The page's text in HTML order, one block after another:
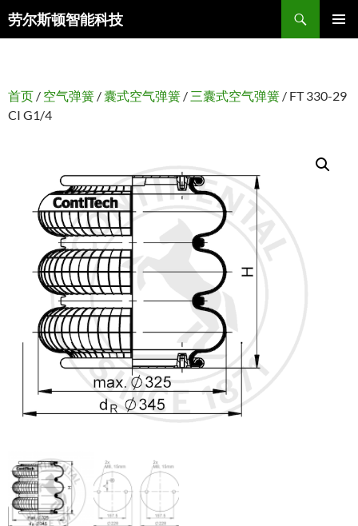
劳尔斯顿智能科技
搜
索
首页 / 空气弹簧 / 囊式空气弹簧 / 三囊式空气弹簧 / FT 330-29
CI G1/4